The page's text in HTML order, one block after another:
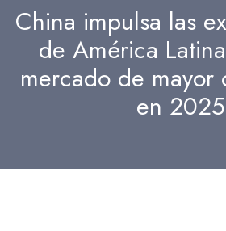
China impulsa las
de América
mercado de mayor
en 2025